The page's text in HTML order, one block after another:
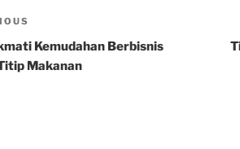
Kemudahan Berbisnis
Makanan